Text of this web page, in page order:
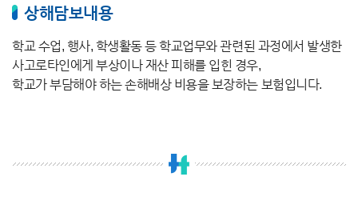
상해담보내용
학교 수업, 행사, 학생활동 등 학교업무와 관련된 과정에서 발생한
사고로타인에게 부상이나 재산 피해를 입힌 경우,
학교가 부담해야 하는 손해배상 비용을 보장하는 보험입니다.